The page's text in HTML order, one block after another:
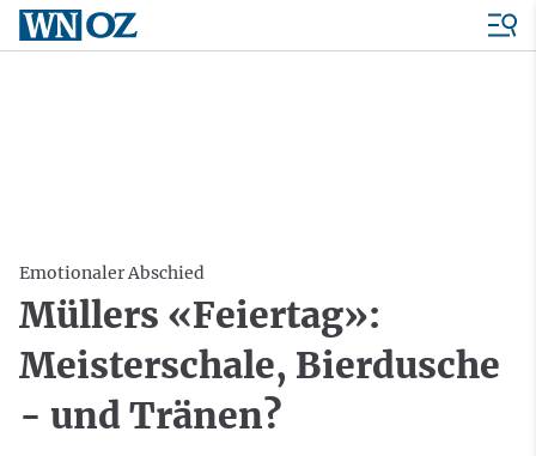
Emotionaler Abschied
Müllers «Feiertag»:
Meisterschale, Bierdusche
- und Tränen?